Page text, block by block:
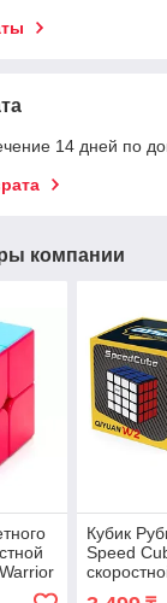
14 дней по
компании
Кубик
Speed